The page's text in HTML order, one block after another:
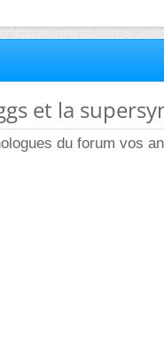
et la
du forum vos